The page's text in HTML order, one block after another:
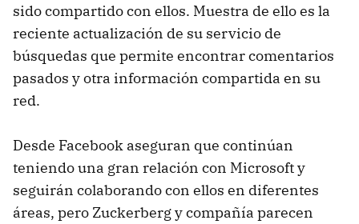
sido compartido con ellos. Muestra de ello es la
reciente actualización de su servicio de
búsquedas que permite encontrar comentarios
pasados y otra información compartida en su
red.
Desde Facebook aseguran que continúan
teniendo una gran relación con Microsoft y
seguirán colaborando con ellos en diferentes
áreas, pero Zuckerberg y compañía parecen